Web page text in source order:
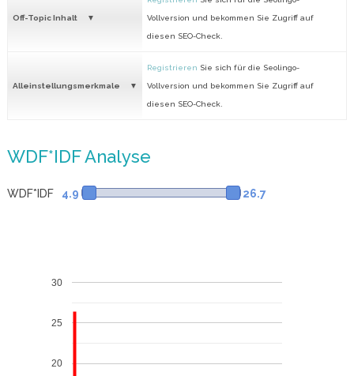
Off-Topic Inhalt Vollversion und bekommen Sie Zugriff auf
diesen SEO-Check.
Alleinstellungsmerkmale
Registrieren Sie sich für die Seolingo-
Vollversion und bekommen Sie Zugriff auf
diesen SEO-Check.
WDF*IDF Analyse
WDF*IDF 4.9 26.7
20
25
30